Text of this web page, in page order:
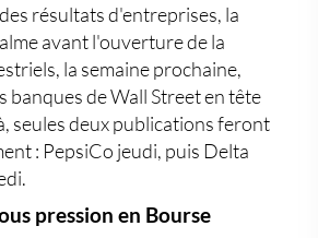
résultats d'entreprises, la
avant l'ouverture de la
la semaine prochaine,
banques de Wall Street en tête
seules deux publications feront
: PepsiCo jeudi, puis Delta
pression en Bourse